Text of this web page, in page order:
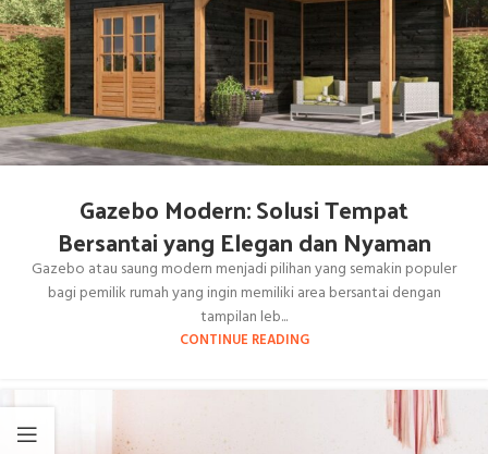
Gazebo Modern: Solusi Tempat
Bersantai yang Elegan dan Nyaman
Gazebo atau saung modern menjadi pilihan yang semakin populer
bagi pemilik rumah yang ingin memiliki area bersantai dengan
tampilan leb...
CONTINUE READING